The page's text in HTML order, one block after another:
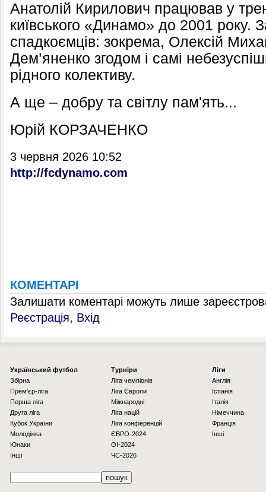
Анатолій Кирилович працював у
київського «Динамо» до 2001 року.
спадкоємців: зокрема, Олексій
Дем’яненко згодом і самі
рідного колективу.
А ще – добру та світлу пам'ять...
Юрій КОРЗАЧЕНКО
3 червня 2026 10:52
http://fcdynamo.com
КОМЕНТАРІ
Залишати коментарі можуть лише
Реєстрація, Вхід
Українcький футбол
Збірна
Прем'єр-ліга
Перша ліга
Друга ліга
Кубок України
Молодіжка
Юнаки
Інші
Турніри
Ліга чемпіонів
Ліга Європи
Міжнародні
Ліга націй
Ліга конференцій
ЄВРО-2024
OI-2024
ЧС-2026
Ліги
Англія
Іспанія
Італія
Німеччина
Франція
Інші